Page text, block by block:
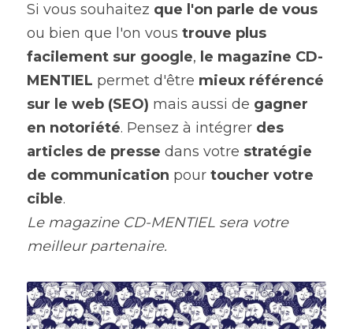
Si vous souhaitez que l'on parle de vous
ou bien que l'on vous trouve plus
facilement sur google, le magazine CD-
MENTIEL permet d'être mieux référencé
sur le web (SEO) mais aussi de gagner
en notoriété. Pensez à intégrer des
articles de presse dans votre stratégie
de communication pour toucher votre
cible.
Le magazine CD-MENTIEL sera votre
meilleur partenaire.